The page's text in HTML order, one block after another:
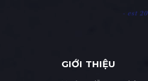
GIỚI THIỆU